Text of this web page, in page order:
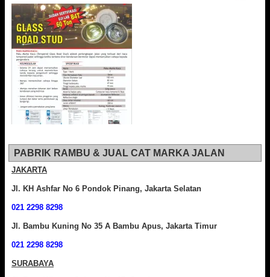
PABRIK RAMBU & JUAL CAT MARKA JALAN
JAKARTA
Jl. KH Ashfar No 6 Pondok Pinang, Jakarta Selatan
021 2298 8298
Jl. Bambu Kuning No 35 A Bambu Apus, Jakarta Timur
021 2298 8298
SURABAYA